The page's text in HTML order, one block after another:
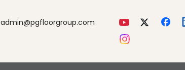
admin@pgfloorgroup.com